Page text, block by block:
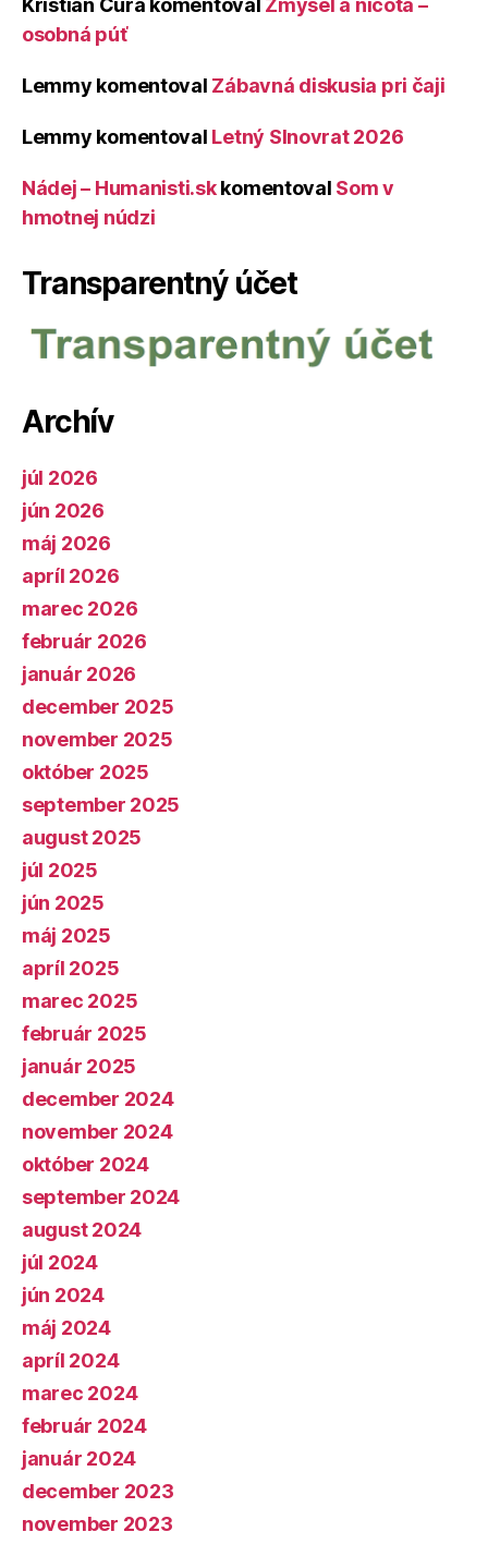
Kristián Čura komentoval Zmysel a ničota –
osobná púť
Lemmy komentoval Zábavná diskusia pri čaji
Lemmy komentoval Letný Slnovrat 2026
Nádej – Humanisti.skkomentoval Som v
hmotnej núdzi
Transparentný účet
Archív
júl 2026
jún 2026
máj 2026
apríl 2026
marec 2026
február 2026
január 2026
december 2025
november 2025
október 2025
september 2025
august 2025
júl 2025
jún 2025
máj 2025
apríl 2025
marec 2025
február 2025
január 2025
december 2024
november 2024
október 2024
september 2024
august 2024
júl 2024
jún 2024
máj 2024
apríl 2024
marec 2024
február 2024
január 2024
december 2023
november 2023